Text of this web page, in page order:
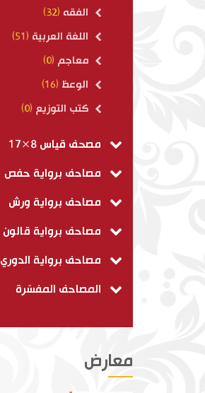
الفقه (32)
اللغة العربية (51)
معاجم (0)
الوعظ (16)
كتب التوزيع (0)
مصحف قياس 8×17
مصاحف برواية حفص
مصاحف برواية ورش
مصاحف برواية قالون
مصاحف برواية الدوري
المصاحف المفسّرة
معارض